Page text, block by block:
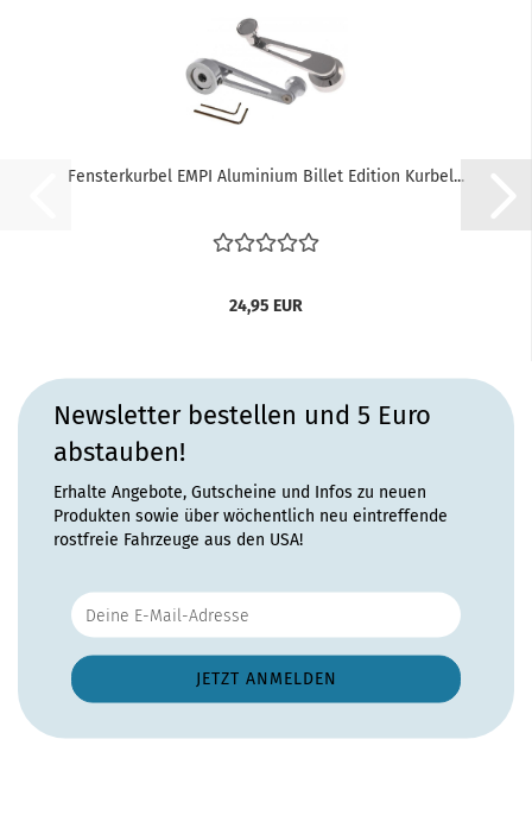
Fensterkurbel EMPI Aluminium Billet Edition Kurbel...
24,95 EUR
Newsletter bestellen und 5 Euro
abstauben!
Erhalte Angebote, Gutscheine und Infos zu neuen
Produkten sowie über wöchentlich neu eintreffende
rostfreie Fahrzeuge aus den USA!